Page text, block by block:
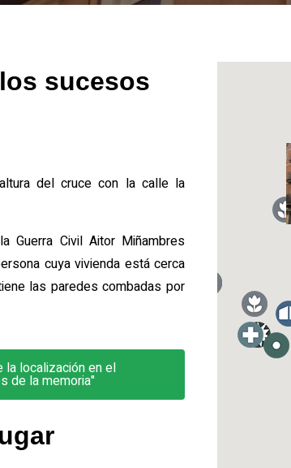
sucesos
del cruce con la calle la
Guerra Civil Aitor Miñambres
cuya vivienda está cerca
las paredes combadas por
la localización en el
de la memoria"